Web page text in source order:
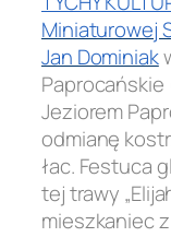
Miniaturowej
Jan Dominiak
Jeziorem
odmianę
łac. Festuca
tej trawy
mieszkaniec